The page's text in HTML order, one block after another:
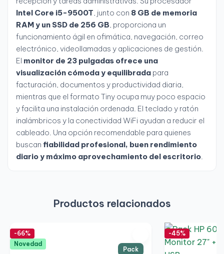
Intel Core i5-9500T, junto con 8 GB de memoria
RAM y un SSD de 256 GB, proporciona un
funcionamiento ágil en ofimática, navegación, correo
electrónico, videollamadas y aplicaciones de gestión.
El monitor de 23 pulgadas ofrece una
visualización cómoda y equilibrada para
facturación, documentos y productividad diaria,
mientras que el formato Tiny ocupa muy poco espacio
y facilita una instalación ordenada. El teclado y ratón
inalámbricos y la conectividad WiFi ayudan a reducir el
cableado. Una opción recomendable para quienes
buscan fiabilidad profesional, buen rendimiento
diario y máximo aprovechamiento del escritorio.
Productos relacionados
Pack
-66%
Novedad
-45%